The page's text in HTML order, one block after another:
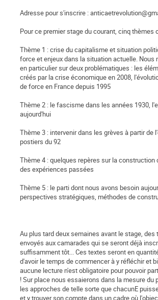
Adresse pour s'inscrire :
Pour ce premier stage du courant, cinq thèmes
Thème 1 : crise du capitalisme et situation
force et enjeux dans la situation actuelle. Nous
en particulier sur deux problématiques : les
créés par la crise économique en 2008,
de force en France depuis 1995
Thème 2 : le fascisme dans les années 1930,
aujourd'hui
Thème 3 : intervenir dans les grèves à partir de
postiers du 92
Thème 4 : quelques repères sur la construction
des expériences passées
Thème 5 : le parti dont nous avons besoin
perspectives stratégiques, méthodes de
Au plus tard deux semaines avant le stage, des
envoyés aux camarades qui se seront déjà
suffisamment tôt... Ces textes seront en
d'avoir le temps de commencer à y réfléchir et
aucune lecture n'est obligatoire pour pouvoir
! Sur place nous essaierons dans la mesure du
les approches de telle sorte que chacunE
et y trouver son compte dans un cadre où